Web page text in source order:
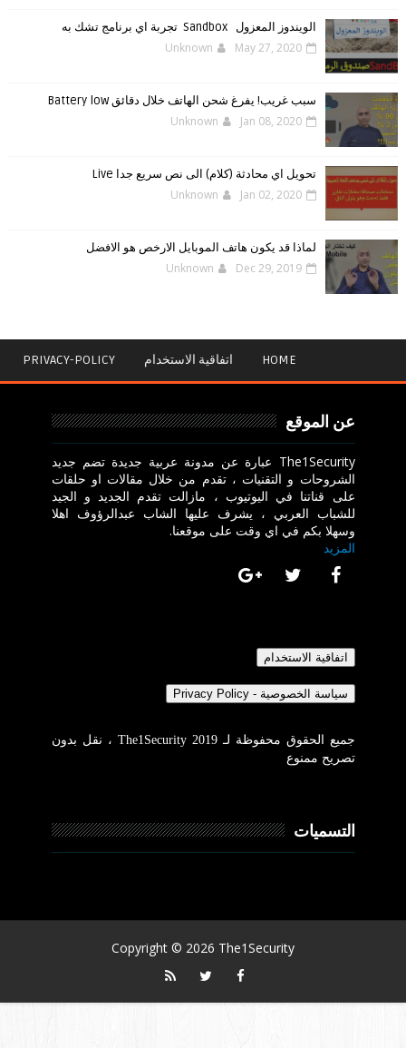
الويندوز ‏المعزول ‏Sandbox ‎ ‎ ‏ ‏تجربة ‏اي ‏برنامج ‏تشك ‏به
Unknown May 27, 2020
سبب غريب! يفرغ شحن الهاتف خلال دقائق Battery low
Unknown Jan 08, 2020
تحويل اي محادثة (كلام) الى نص سريع جدا Live
Unknown Jan 02, 2020
لماذا قد يكون هاتف الموبايل الارخص هو الافضل
Unknown Dec 29, 2019
HOME اتفاقية الاستخدام PRIVACY-POLICY
عن الموقع
The1Security عبارة عن مدونة عربية جديدة تضم جديد
الشروحات و التقنيات ، تقدم من خلال مقالات او حلقات
على قناتنا في اليوتيوب ، مازالت تقدم الجديد و الجيد
للشباب العربي ، يشرف عليها الشاب عبدالرؤوف اهلا
وسهلا بكم في اي وقت على موقعنا.
المزيد
جميع الحقوق محفوظة لـ The1Security 2019 ، نقل بدون
تصريح ممنوع
التسميات
Copyright © 2026 The1Security